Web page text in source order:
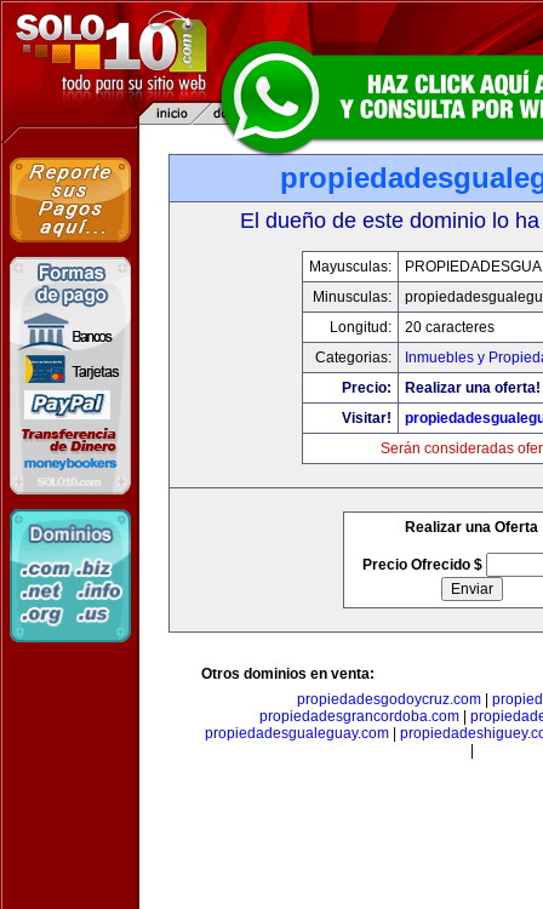
El dueño de este dominio lo
Mayusculas:
Minusculas:
Longitud:
20 caracteres
Categorias:
Inmuebles y
Precio:
Realizar una oferta!
Visitar!
Serán consideradas
Realizar una Oferta
Precio Ofrecido $
Otros dominios en venta:
propiedadesgodoycruz.com|
propiedadesgrancordoba.com|
propiedadesgualeguay.com|